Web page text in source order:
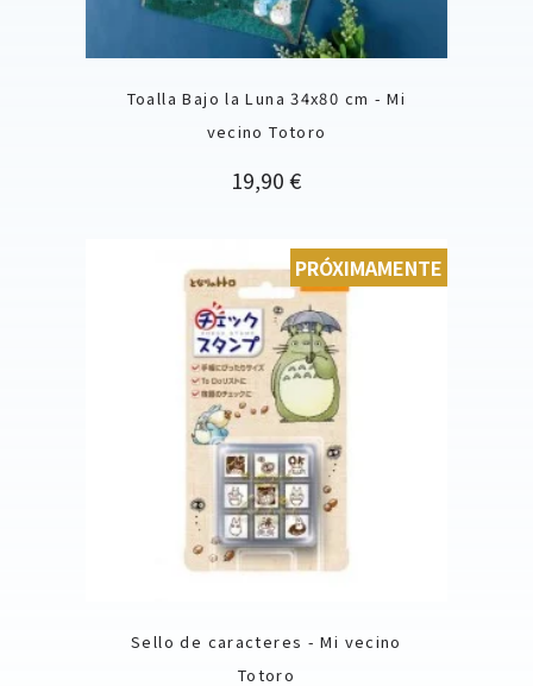
Toalla Bajo la Luna 34x80 cm - Mi
vecino Totoro
Precio
19,90 €
Sello de caracteres - Mi vecino
Totoro
PRÓXIMAMENTE